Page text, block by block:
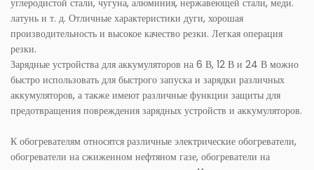
углеродистой стали, чугуна, алюминия, нержавеющей стали, меди.
латунь и т. д. Отличные характеристики дуги, хорошая
производительность и высокое качество резки. Легкая операция
резки.
Зарядные устройства для аккумуляторов на 6 В, 12 В и 24 В можно
быстро использовать для быстрого запуска и зарядки различных
аккумуляторов, а также имеют различные функции защиты для
предотвращения повреждения зарядных устройств и аккумуляторов.
К обогревателям относятся различные электрические обогреватели,
обогреватели на сжиженном нефтяном газе, обогреватели на